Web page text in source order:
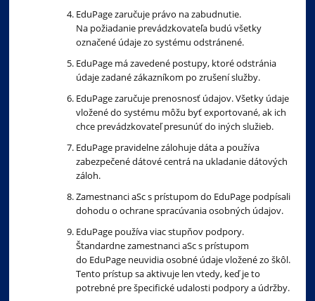
EduPage zaručuje právo na zabudnutie.
Na požiadanie prevádzkovateľa budú všetky
označené údaje zo systému odstránené.
EduPage má zavedené postupy, ktoré odstránia
údaje zadané zákazníkom po zrušení služby.
EduPage zaručuje prenosnosť údajov. Všetky údaje
vložené do systému môžu byť exportované, ak ich
chce prevádzkovateľ presunúť do iných služieb.
EduPage pravidelne zálohuje dáta a používa
zabezpečené dátové centrá na ukladanie dátových
záloh.
Zamestnanci aSc s prístupom do EduPage podpísali
dohodu o ochrane spracúvania osobných údajov.
EduPage používa viac stupňov podpory.
Štandardne zamestnanci aSc s prístupom
do EduPage neuvidia osobné údaje vložené zo škôl.
Tento prístup sa aktivuje len vtedy, keď je to
potrebné pre špecifické udalosti podpory a údržby.